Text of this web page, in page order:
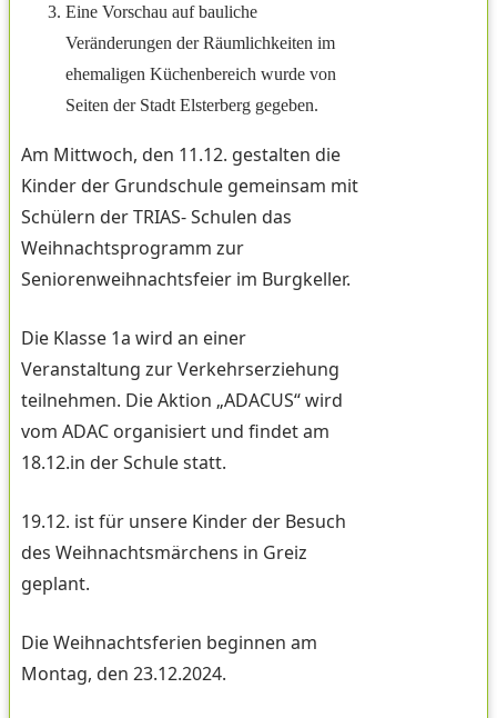
Eine Vorschau auf bauliche
Veränderungen der Räumlichkeiten im
ehemaligen Küchenbereich wurde von
Seiten der Stadt Elsterberg gegeben.
Am Mittwoch, den 11.12. gestalten die
Kinder der Grundschule gemeinsam mit
Schülern der TRIAS- Schulen das
Weihnachtsprogramm zur
Seniorenweihnachtsfeier im Burgkeller.
Die Klasse 1a wird an einer
Veranstaltung zur Verkehrserziehung
teilnehmen. Die Aktion „ADACUS“ wird
vom ADAC organisiert und findet am
18.12.in der Schule statt.
19.12. ist für unsere Kinder der Besuch
des Weihnachtsmärchens in Greiz
geplant.
Die Weihnachtsferien beginnen am
Montag, den 23.12.2024.